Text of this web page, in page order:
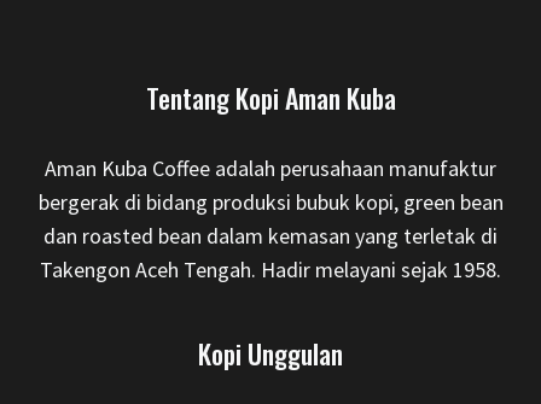
Tentang Kopi Aman Kuba
Aman Kuba Coffee adalah perusahaan manufaktur
bergerak di bidang produksi bubuk kopi, green bean
dan roasted bean dalam kemasan yang terletak di
Takengon Aceh Tengah. Hadir melayani sejak 1958.
Kopi Unggulan